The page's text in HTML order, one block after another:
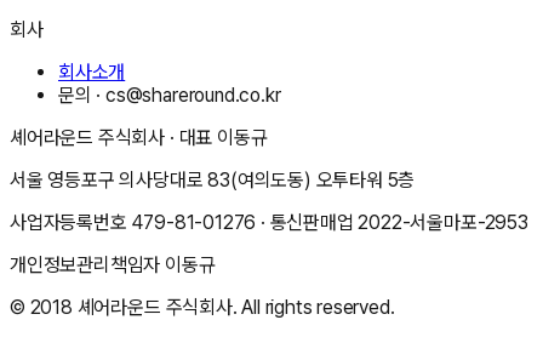
회사
회사소개
문의 ·cs@shareround.co.kr
셰어라운드 주식회사 · 대표 이동규
서울 영등포구 의사당대로 83(여의도동) 오투타워 5층
사업자등록번호 479-81-01276 · 통신판매업2022-서울마포-2953
개인정보관리책임자 이동규
© 2018 셰어라운드 주식회사. All rights reserved.